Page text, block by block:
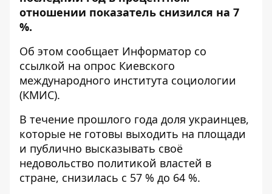
отношении показатель снизился на 7
%.
Об этом сообщает Информатор со
ссылкой на опрос Киевского
международного института социологии
(КМИС).
В течение прошлого года доля украинцев,
которые не готовы выходить на площади
и публично высказывать своё
недовольство политикой властей в
стране, снизилась с 57 % до 64 %.